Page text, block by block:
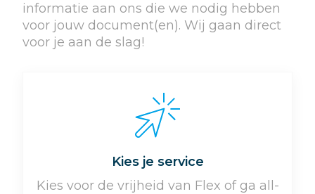
informatie aan ons die we nodig hebben
voor jouw document(en). Wij gaan direct
voor je aan de slag!
Kies je service
Kies voor de vrijheid van Flex of ga all-